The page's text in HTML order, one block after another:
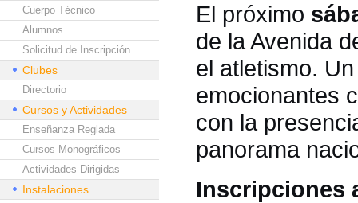
Cuerpo Técnico
Alumnos
Solicitud de Inscripción
Clubes
Directorio
Cursos y Actividades
Enseñanza Reglada
Cursos Monográficos
Actividades Dirigidas
Instalaciones
El próximo
de la Avenida
el atletismo.
emocionantes
con la
panorama
Inscripciones